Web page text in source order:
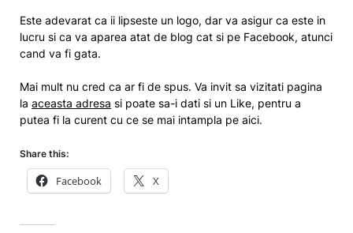
Este adevarat ca ii lipseste un logo, dar va asigur ca este in
lucru si ca va aparea atat de blog cat si pe Facebook, atunci
cand va fi gata.
Mai mult nu cred ca ar fi de spus. Va invit sa vizitati pagina
la aceasta adresa si poate sa-i dati si un Like, pentru a
putea fi la curent cu ce se mai intampla pe aici.
Share this:
Facebook X